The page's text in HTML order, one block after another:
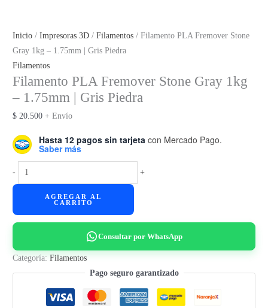
Inicio /Impresoras 3D /Filamentos / Filamento PLA Fremover Stone
Gray 1kg – 1.75mm | Gris Piedra
Filamentos
Filamento PLA Fremover Stone Gray 1kg
– 1.75mm | Gris Piedra
$ 20.500 + Envío
Hasta 12 pagos sin tarjeta con Mercado Pago.
Saber más
-
Filamento
PLA
Fremover
-
1.75mm
+
AGREGAR AL
CARRITO
Consultar por WhatsApp
Categoría:Filamentos
Pago seguro garantizado